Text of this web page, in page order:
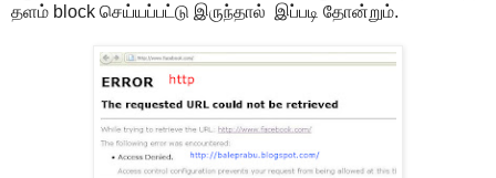
தளம் block செய்யப்பட்டு இருந்தால் இப்படி தோன்றும்.